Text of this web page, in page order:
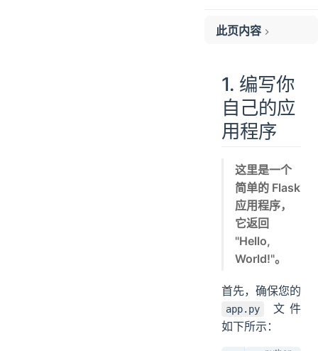
此页内容
2. 创建 Dockerfile
1. 编写你
自己的应
用程序
这里是一个
简单的 Flask
应用程序，
它返回
"Hello,
World!"。
首先，确保您的
app.py
文件
如下所示：